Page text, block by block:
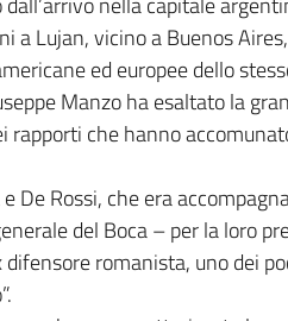
a Lujan, vicino a Buenos
ed europee dello
Manzo ha esaltato la
rapporti che hanno
De Rossi, che era
del Boca – per la loro
difensore romanista, uno dei